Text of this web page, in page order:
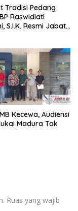
Tradisi Pedang
Raswidiati
S.I.K. Resmi Jabat
Kecewa, Audiensi
Madura Tak
Ruas yang wajib